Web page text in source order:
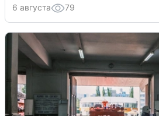
6 августа 79